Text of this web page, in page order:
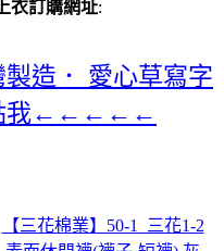
衣訂購網址:
造． 愛心草寫字
點我←←←←←
【三花棉業】50-1_三花1-2